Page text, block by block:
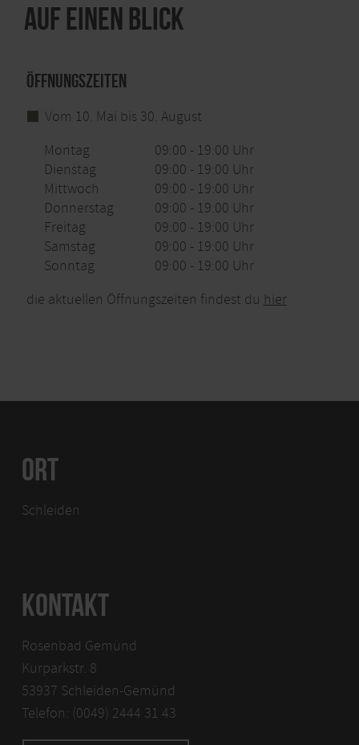
Auf einen Blick
Öffnungszeiten
Vom 10. Mai bis 30. August
Montag
09:00 - 19:00 Uhr
Dienstag
09:00 - 19:00 Uhr
Mittwoch
09:00 - 19:00 Uhr
Donnerstag
09:00 - 19:00 Uhr
Freitag
09:00 - 19:00 Uhr
Samstag
09:00 - 19:00 Uhr
Sonntag
09:00 - 19:00 Uhr
die aktuellen Öffnungszeiten findest du hier
ORT
Schleiden
KONTAKT
Rosenbad Gemünd
Kurparkstr. 8
53937 Schleiden-Gemünd
Telefon: (0049) 2444 31 43